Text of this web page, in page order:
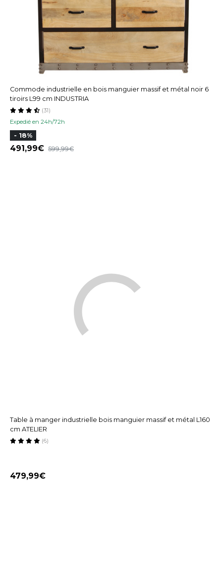
Commode industrielle en bois manguier massif et métal noir 6
tiroirs L99 cm INDUSTRIA
Expedié en 24h/72h
(31)
- 18%
491,99 599,99
Table à manger industrielle bois manguier massif et métal L160
cm ATELIER
(6)
479,99